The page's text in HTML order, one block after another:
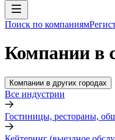
Поиск по компаниям
Компании в
Компании в других городах
Все индустрии
Гостиницы, рестораны,